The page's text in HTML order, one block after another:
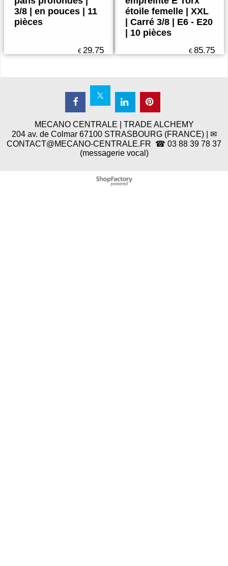
Douilles douze
pans profondes |
29.75
Jeu de douilles,
empreinte E Torx
| 10 pièces